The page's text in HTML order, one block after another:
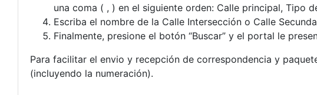
una coma ( , ) en el siguiente orden: Calle principal, Tipo
Escriba el nombre de la Calle Intersección o Calle
Finalmente, presione el botón “Buscar” y el portal le
Para facilitar el envio y recepción de correspondencia y
(incluyendo la numeración).